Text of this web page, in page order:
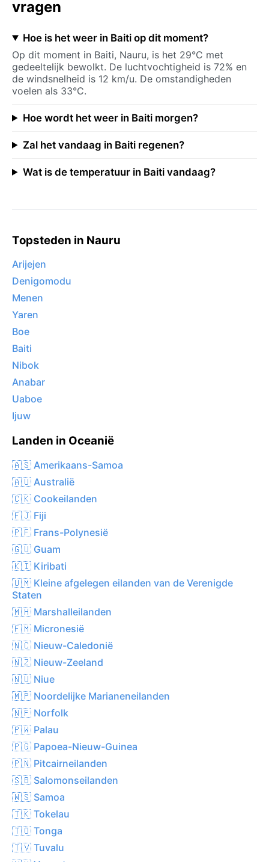
vragen
Hoe is het weer in Baiti op dit moment?
Op dit moment in Baiti, Nauru, is het 29°C met
gedeeltelijk bewolkt. De luchtvochtigheid is 72% en
de windsnelheid is 12 km/u. De omstandigheden
voelen als 33°C.
Hoe wordt het weer in Baiti morgen?
Zal het vandaag in Baiti regenen?
Wat is de temperatuur in Baiti vandaag?
Topsteden in Nauru
Arijejen
Denigomodu
Menen
Yaren
Boe
Baiti
Nibok
Anabar
Uaboe
Ijuw
Landen in Oceanië
🇦🇸 Amerikaans-Samoa
🇦🇺 Australië
🇨🇰 Cookeilanden
🇫🇯 Fiji
🇵🇫 Frans-Polynesië
🇬🇺 Guam
🇰🇮 Kiribati
🇺🇲 Kleine afgelegen eilanden van de Verenigde
Staten
🇲🇭 Marshalleilanden
🇫🇲 Micronesië
🇳🇨 Nieuw-Caledonië
🇳🇿 Nieuw-Zeeland
🇳🇺 Niue
🇲🇵 Noordelijke Marianeneilanden
🇳🇫 Norfolk
🇵🇼 Palau
🇵🇬 Papoea-Nieuw-Guinea
🇵🇳 Pitcairneilanden
🇸🇧 Salomonseilanden
🇼🇸 Samoa
🇹🇰 Tokelau
🇹🇴 Tonga
🇹🇻 Tuvalu